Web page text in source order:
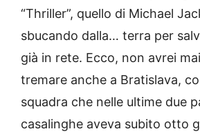
“Thriller”, quello di Michael
sbucando dalla… terra per
già in rete. Ecco, non avrei
tremare anche a Bratislava,
squadra che nelle ultime due
casalinghe aveva subito otto